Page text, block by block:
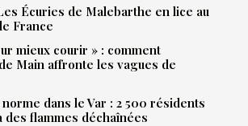
Écuries de Malebarthe en lice au
France
mieux courir » : comment
Main affronte les vagues de
dans le Var : 2 500 résidents
des flammes déchaînées